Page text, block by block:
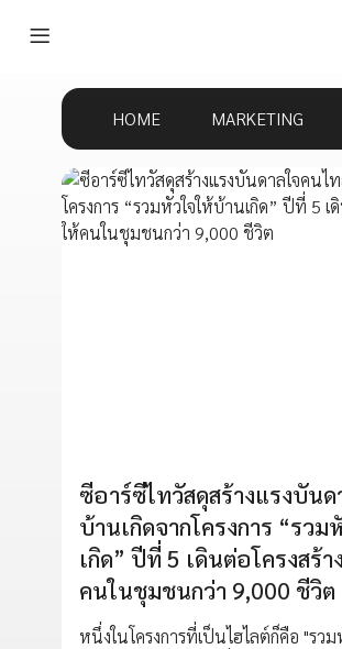
HOME MARKETING
ซีอาร์ซีไทวัสดุสร้างแรงบันด
บ้านเกิดจากโครงการ “รวม
เกิด” ปีที่ 5 เดินต่อโครงสร้
คนในชุมชนกว่า 9,000 ชีวิต
หนึ่งในโครงการที่เป็นไฮไลต์ก็คือ "รวม